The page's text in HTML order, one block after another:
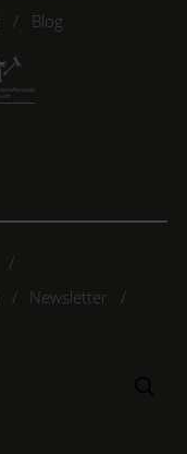
Blog
Newsletter